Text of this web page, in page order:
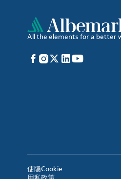
All the elements for a better
Facebook
Instagram
X LinkedIn
YouTube
使隐Cookie